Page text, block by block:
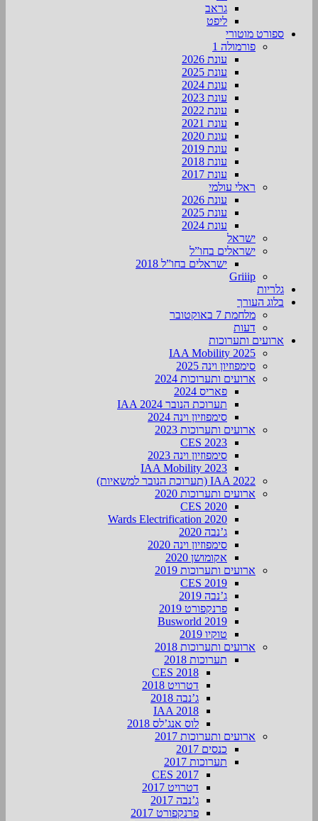
גראב
ליפט
ספורט מוטורי
פורמולה 1
עונת 2026
עונת 2025
עונת 2024
עונת 2023
עונת 2022
עונת 2021
עונת 2020
עונת 2019
עונת 2018
עונת 2017
ראלי עולמי
עונת 2026
עונת 2025
עונת 2024
ישראל
ישראלים בחו”ל
ישראלים בחו”ל 2018
Griiip
גלריות
בלוג העורך
מלחמת 7 באוקטובר
דעות
ארועים ותערוכות
2025 IAA Mobility
סימפוזיון וינה 2025
ארועים ותערוכות 2024
פאריס 2024
תערוכת הנובר IAA 2024
סימפוזיון וינה 2024
ארועים ותערוכות 2023
CES 2023
סימפוזיון וינה 2023
IAA Mobility 2023
IAA 2022 (תערוכת הנובר למשאיות)
ארועים ותערוכות 2020
CES 2020
Wards Electrification 2020
ג’נבה 2020
סימפוזיון וינה 2020
אקומושן 2020
ארועים ותערוכות 2019
CES 2019
ג’נבה 2019
פרנקפורט 2019
Busworld 2019
טוקיו 2019
ארועים ותערוכות 2018
תערוכות 2018
CES 2018
דטרויט 2018
ג’נבה 2018
IAA 2018
לוס אנג’לס 2018
ארועים ותערוכות 2017
כנסים 2017
תערוכות 2017
CES 2017
דטרויט 2017
ג’נבה 2017
פרנקפורט 2017